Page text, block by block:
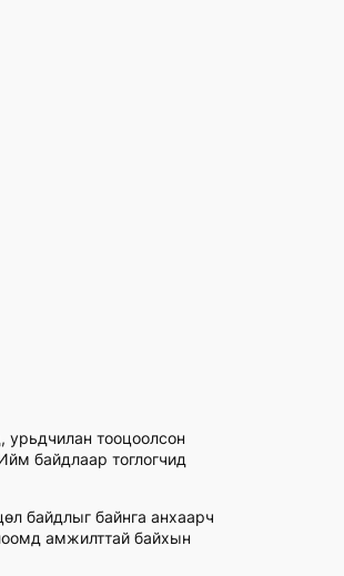
урьдчилан тооцоолсон
байдлаар тоглогчид
байдлыг байнга анхаарч
амжилттай байхын